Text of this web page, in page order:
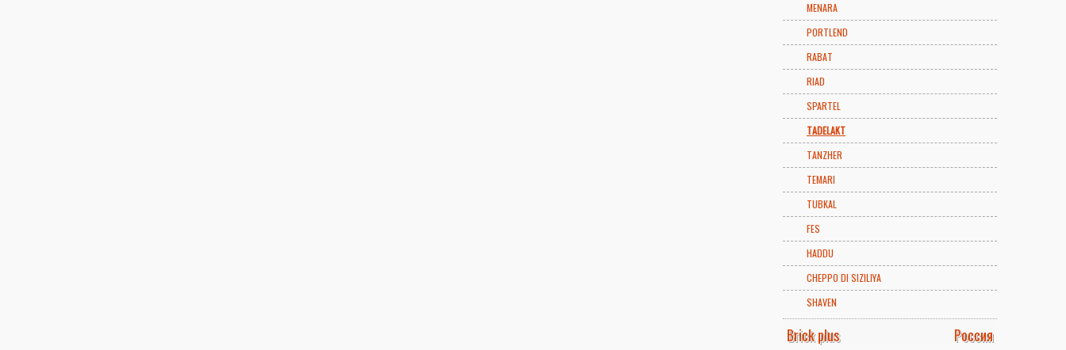
MENARA
PORTLEND
RABAT
RIAD
SPARTEL
TADELAKT
TANZHER
TEMARI
TUBKAL
FES
HADDU
CHEPPO DI SIZILIYA
SHAVEN
Brick plus Россия